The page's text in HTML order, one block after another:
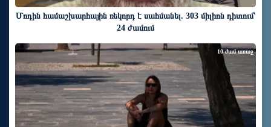
Մոդին համաշխարհային ռեկորդ է սահմանել. 303 միլիոն դիտում՝
24 ժամում
10 ժամ առաջ